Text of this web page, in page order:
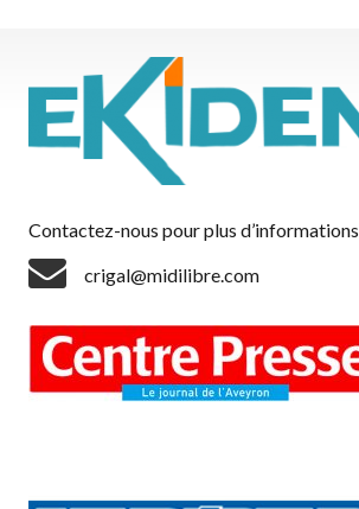
Contactez-nous pour plus d’informations
crigal@midilibre.com